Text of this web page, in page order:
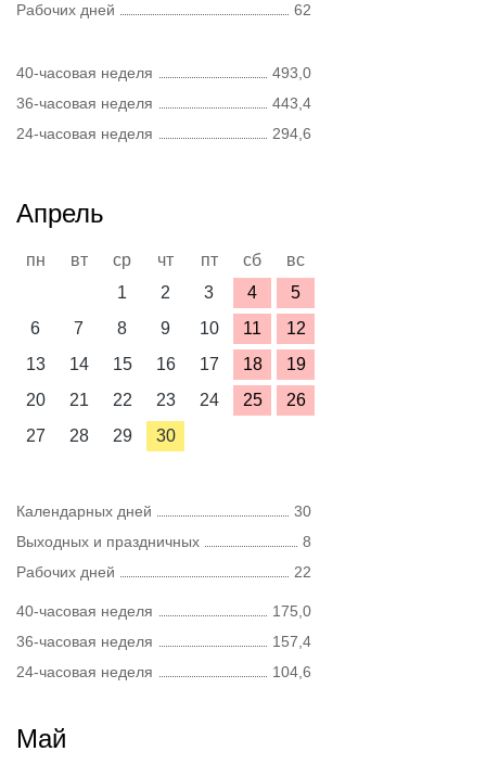
Рабочих дней
62
40-часовая неделя
493,0
36-часовая неделя
443,4
24-часовая неделя
294,6
Апрель
пн вт ср чт пт сб
вс
1
2 3 4
5
6
7 8 9 10 11
12
13
14 15 16 17 18
19
20
21 22 23 24 25
26
27
28 29 30
Календарных дней
30
Выходных и праздничных
8
Рабочих дней
22
40-часовая неделя
175,0
36-часовая неделя
157,4
24-часовая неделя
104,6
Май